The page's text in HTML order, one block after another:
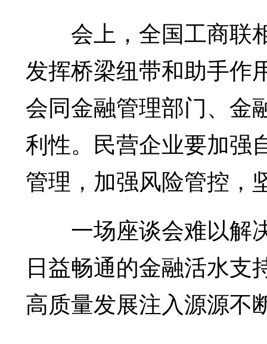
会上，全国工商联
发挥桥梁纽带和助手作
会同金融管理部门、金
利性。民营企业要加强
管理，加强风险管控，
一场座谈会难以解
日益畅通的金融活水支
高质量发展注入源源不